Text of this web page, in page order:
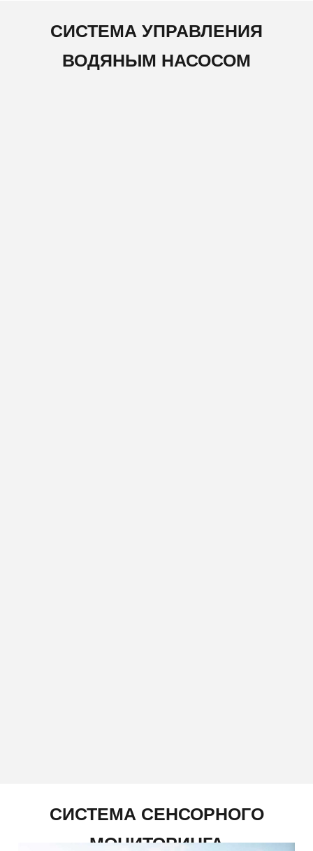
СИСТЕМА УПРАВЛЕНИЯ
ВОДЯНЫМ НАСОСОМ
СИСТЕМА СЕНСОРНОГО
МОНИТОРИНГА